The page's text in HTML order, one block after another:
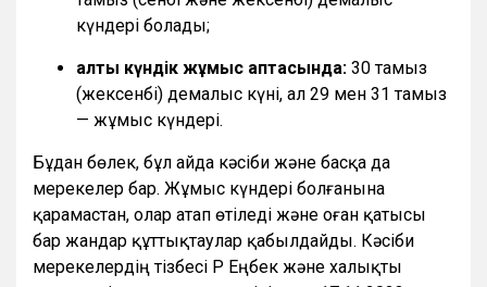
күндері болады;
алты күндік жұмыс аптасында: 30 тамыз
(жексенбі) демалыс күні, ал 29 мен 31 тамыз
— жұмыс күндері.
Бұдан бөлек, бұл айда кәсіби және басқа да
мерекелер бар. Жұмыс күндері болғанына
қарамастан, олар атап өтіледі және оған қатысы
бар жандар құттықтаулар қабылдайды. Кәсіби
мерекелердің тізбесі ҚР Еңбек және халықты